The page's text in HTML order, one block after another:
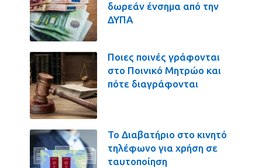
δωρεάν ένσημα από την
ΔΥΠΑ
Ποιες ποινές γράφονται
στο Ποινικό Μητρώο και
πότε διαγράφονται
Το Διαβατήριο στο κινητό
τηλέφωνο για χρήση σε
ταυτοποίηση